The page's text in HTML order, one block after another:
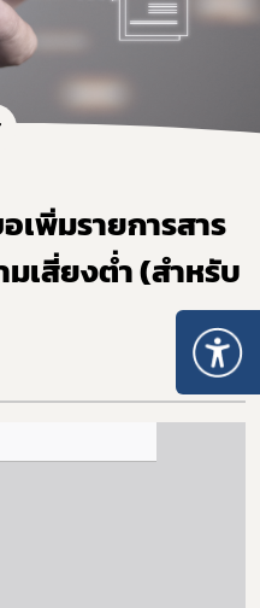
เพิ่มรายการสาร
เสี่ยงต่ำ (สำหรับ